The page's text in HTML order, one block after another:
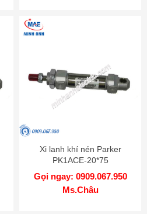
Xi lanh khí nén Parker
PK1ACE-20*75
Gọi ngay: 0909.067.950
Ms.Châu